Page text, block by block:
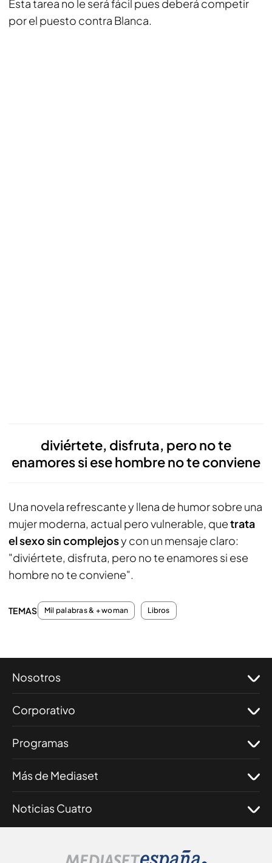
Esta tarea no le será fácil pues deberá competir
por el puesto contra Blanca.
diviértete, disfruta, pero no te
enamores si ese hombre no te conviene
Una novela refrescante y llena de humor sobre una
mujer moderna, actual pero vulnerable, quetrata
el sexo sin complejosy con un mensaje claro:
"diviértete, disfruta, pero no te enamores si ese
hombre no te conviene".
TEMAS Mil palabras & + woman Libros
Nosotros
Corporativo
Programas
Más de Mediaset
Noticias Cuatro